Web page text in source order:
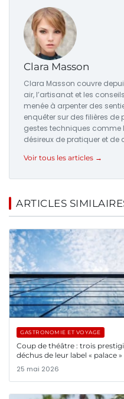
Clara Masson
Clara Masson couvre
air, l’artisanat et les
menée à arpenter des
enquêter sur des filières de
gestes techniques comme
désireux de pratiquer et de
Voir tous les articles →
ARTICLES
GASTRONOMIE ET VOYAGE
Coup de théâtre : trois
déchus de leur label « palace »
25 mai 2026